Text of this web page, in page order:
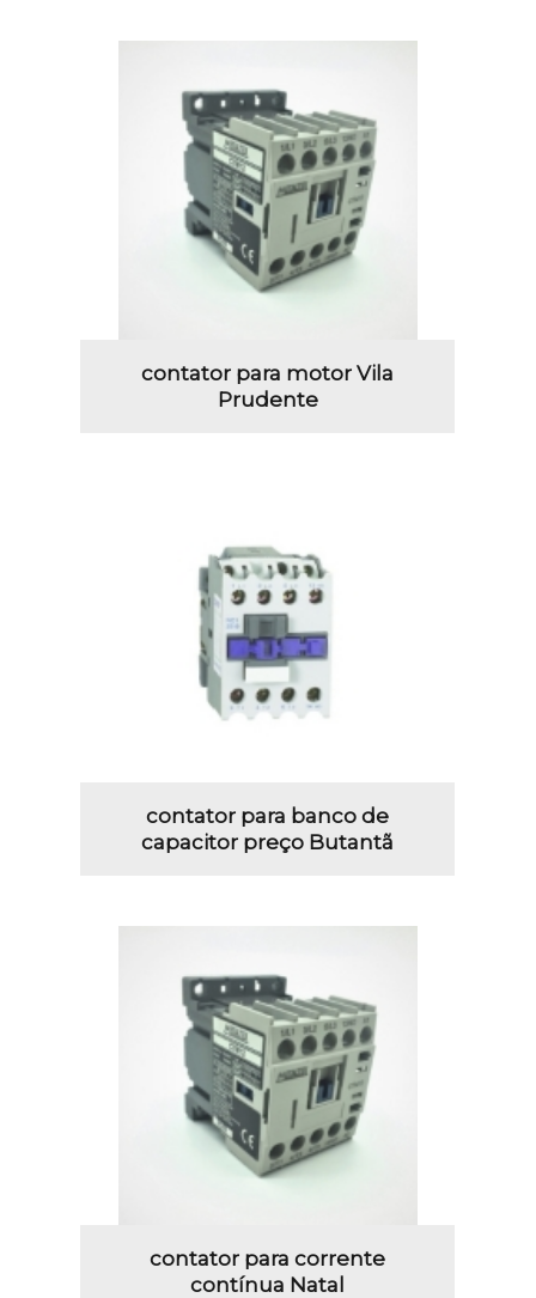
contator para motor Vila
Prudente
contator para banco de
capacitor preço Butantã
contator para corrente
contínua Natal